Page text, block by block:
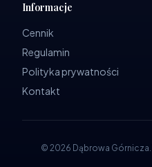
Informacje
Cennik
Regulamin
Polityka prywatności
Kontakt
© 2026 Dąbrowa Górnicza.